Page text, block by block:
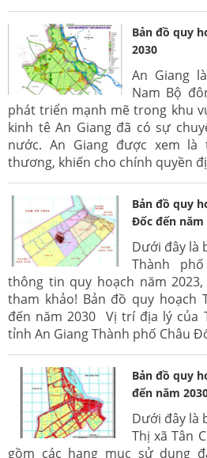
Bản đồ quy
2030
An Giang
Nam Bộ
phát triển mạnh mẽ trong khu
kinh tê An Giang đã có sự
nước. An Giang được xem là
thương, khiến cho chính quyền
Bản đồ quy
Đốc đến năm
Dưới đây là
Thành
thông tin quy hoạch năm
tham khảo! Bản đồ quy hoạch
đến năm 2030 Vị trí địa lý của
tỉnh An Giang Thành phố Châu
Bản đồ quy
đến năm
Dưới đây là
Thị xã Tân
gồm các hạng mục sử dụng